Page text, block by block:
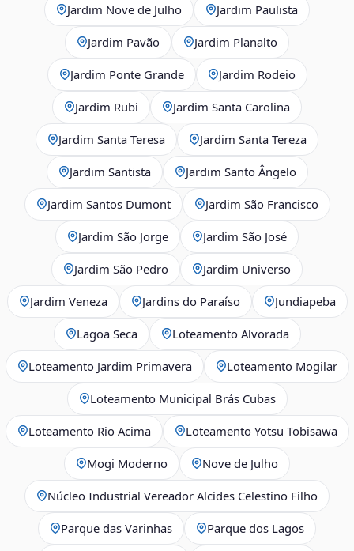
Jardim Nove de Julho Jardim Paulista
Jardim Pavão Jardim Planalto
Jardim Ponte Grande Jardim Rodeio
Jardim Rubi Jardim Santa Carolina
Jardim Santa Teresa Jardim Santa Tereza
Jardim Santista Jardim Santo Ângelo
Jardim Santos Dumont Jardim São Francisco
Jardim São Jorge Jardim São José
Jardim São Pedro Jardim Universo
Jardim Veneza Jardins do Paraíso Jundiapeba
Lagoa Seca Loteamento Alvorada
Loteamento Jardim Primavera Loteamento Mogilar
Loteamento Municipal Brás Cubas
Loteamento Rio Acima Loteamento Yotsu Tobisawa
Mogi Moderno Nove de Julho
Núcleo Industrial Vereador Alcides Celestino Filho
Parque das Varinhas Parque dos Lagos